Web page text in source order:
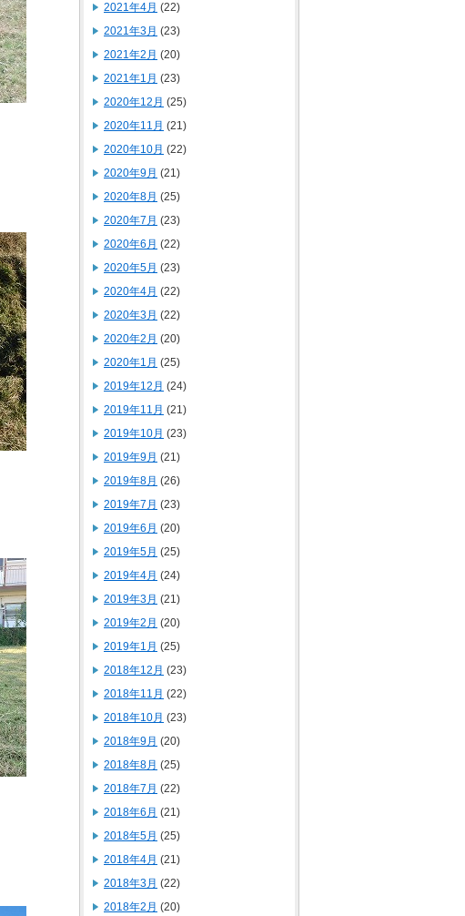
2021年4月 (22)
2021年3月 (23)
2021年2月 (20)
2021年1月 (23)
2020年12月 (25)
2020年11月 (21)
2020年10月 (22)
2020年9月 (21)
2020年8月 (25)
2020年7月 (23)
2020年6月 (22)
2020年5月 (23)
2020年4月 (22)
2020年3月 (22)
2020年2月 (20)
2020年1月 (25)
2019年12月 (24)
2019年11月 (21)
2019年10月 (23)
2019年9月 (21)
2019年8月 (26)
2019年7月 (23)
2019年6月 (20)
2019年5月 (25)
2019年4月 (24)
2019年3月 (21)
2019年2月 (20)
2019年1月 (25)
2018年12月 (23)
2018年11月 (22)
2018年10月 (23)
2018年9月 (20)
2018年8月 (25)
2018年7月 (22)
2018年6月 (21)
2018年5月 (25)
2018年4月 (21)
2018年3月 (22)
2018年2月 (20)